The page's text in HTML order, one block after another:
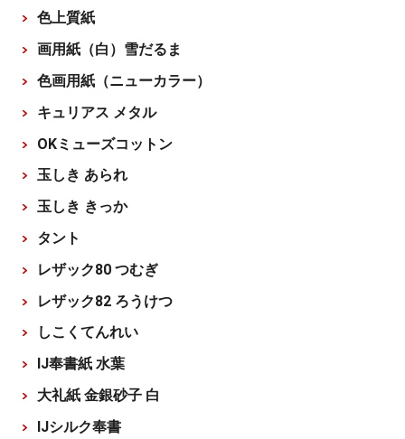
色上質紙
画用紙（白）雪だるま
色画用紙（ニューカラー）
キュリアス メタル
OKミューズコットン
玉しき あられ
玉しき きっか
タント
レザック80 つむぎ
レザック82 ろうけつ
しこくてんれい
IJ奉書紙 水葉
大礼紙 金銀砂子 白
IJシルク奉書